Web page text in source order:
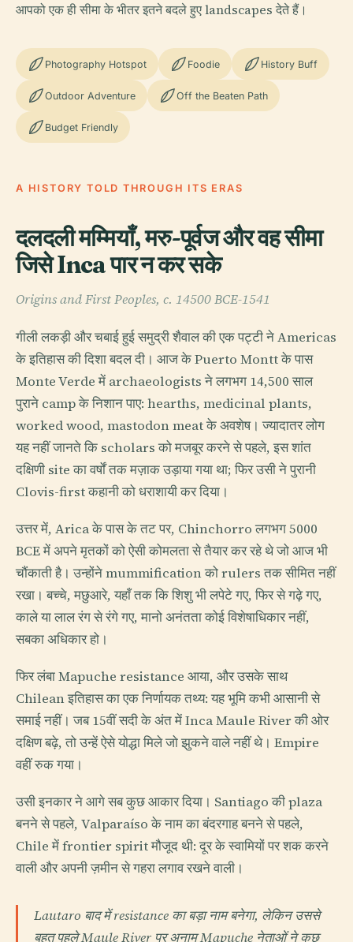
आपको एक ही सीमा के भीतर इतने बदले हुए landscapes देते हैं।
Photography Hotspot Foodie History Buff
Outdoor Adventure Off the Beaten Path
Budget Friendly
A HISTORY TOLD THROUGH ITS ERAS
दलदली मम्मियाँ, मरु-पूर्वज और वह सीमा
जिसे Inca पार न कर सके
Origins and First Peoples, c. 14500 BCE-1541
गीली लकड़ी और चबाई हुई समुद्री शैवाल की एक पट्टी ने Americas
के इतिहास की दिशा बदल दी। आज के Puerto Montt के पास
Monte Verde में archaeologists ने लगभग 14,500 साल
पुराने camp के निशान पाए: hearths, medicinal plants,
worked wood, mastodon meat के अवशेष। ज्यादातर लोग
यह नहीं जानते कि scholars को मजबूर करने से पहले, इस शांत
दक्षिणी site का वर्षों तक मज़ाक उड़ाया गया था; फिर उसी ने पुरानी
Clovis-first कहानी को धराशायी कर दिया।
उत्तर में, Arica के पास के तट पर, Chinchorro लगभग 5000
BCE में अपने मृतकों को ऐसी कोमलता से तैयार कर रहे थे जो आज भी
चौंकाती है। उन्होंने mummification को rulers तक सीमित नहीं
रखा। बच्चे, मछुआरे, यहाँ तक कि शिशु भी लपेटे गए, फिर से गढ़े गए,
काले या लाल रंग से रंगे गए, मानो अनंतता कोई विशेषाधिकार नहीं,
सबका अधिकार हो।
फिर लंबा Mapuche resistance आया, और उसके साथ
Chilean इतिहास का एक निर्णायक तथ्य: यह भूमि कभी आसानी से
समाई नहीं। जब 15वीं सदी के अंत में Inca Maule River की ओर
दक्षिण बढ़े, तो उन्हें ऐसे योद्धा मिले जो झुकने वाले नहीं थे। Empire
वहीं रुक गया।
उसी इनकार ने आगे सब कुछ आकार दिया। Santiago की plaza
बनने से पहले, Valparaíso के नाम का बंदरगाह बनने से पहले,
Chile में frontier spirit मौजूद थी: दूर के स्वामियों पर शक करने
वाली और अपनी ज़मीन से गहरा लगाव रखने वाली।
Lautaro बाद में resistance का बड़ा नाम बनेगा, लेकिन उससे
बहुत पहले Maule River पर अनाम Mapuche नेताओं ने कुछ